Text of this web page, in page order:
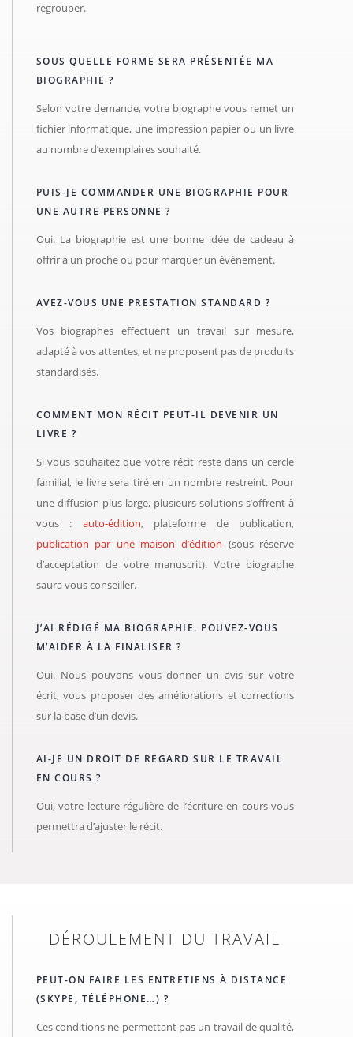
regrouper.
SOUS QUELLE FORME SERA PRÉSENTÉE MA
BIOGRAPHIE ?
Selon votre demande, votre biographe vous remet un
fichier informatique, une impression papier ou un livre
au nombre d’exemplaires souhaité.
PUIS-JE COMMANDER UNE BIOGRAPHIE POUR
UNE AUTRE PERSONNE ?
Oui. La biographie est une bonne idée de cadeau à
offrir à un proche ou pour marquer un évènement.
AVEZ-VOUS UNE PRESTATION STANDARD ?
Vos biographes effectuent un travail sur mesure,
adapté à vos attentes, et ne proposent pas de produits
standardisés.
COMMENT MON RÉCIT PEUT-IL DEVENIR UN
LIVRE ?
Si vous souhaitez que votre récit reste dans un cercle
familial, le livre sera tiré en un nombre restreint. Pour
une diffusion plus large, plusieurs solutions s’offrent à
vous : auto-édition, plateforme de publication,
publication par une maison d’édition (sous réserve
d’acceptation de votre manuscrit). Votre biographe
saura vous conseiller.
J’AI RÉDIGÉ MA BIOGRAPHIE. POUVEZ-VOUS
M’AIDER À LA FINALISER ?
Oui. Nous pouvons vous donner un avis sur votre
écrit, vous proposer des améliorations et corrections
sur la base d’un devis.
AI-JE UN DROIT DE REGARD SUR LE TRAVAIL
EN COURS ?
Oui, votre lecture régulière de l’écriture en cours vous
permettra d’ajuster le récit.
DÉROULEMENT DU TRAVAIL
PEUT-ON FAIRE LES ENTRETIENS À DISTANCE
(SKYPE, TÉLÉPHONE…) ?
Ces conditions ne permettant pas un travail de qualité,